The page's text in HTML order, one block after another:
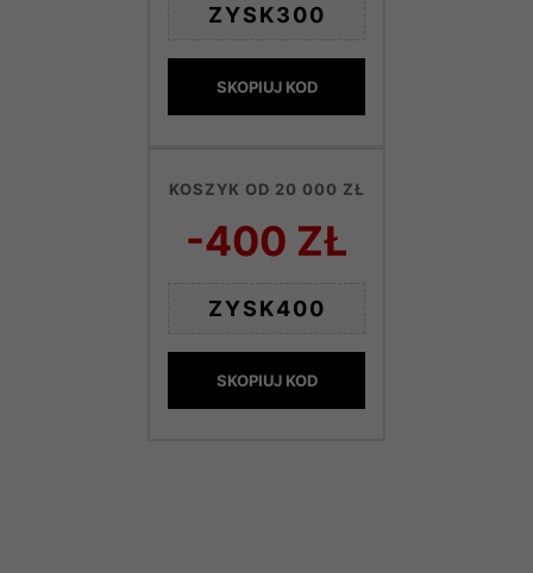
ZYSK300
SKOPIUJ KOD
KOSZYK OD 20 000 ZŁ
-400 ZŁ
ZYSK400
SKOPIUJ KOD